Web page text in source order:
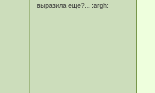
выразила еще?... :argh: